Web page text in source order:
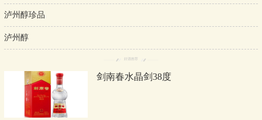
泸州醇珍品
泸州醇
好酒推荐
剑南春水晶剑38度